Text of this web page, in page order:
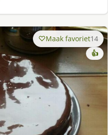
Maak favoriet14
👍